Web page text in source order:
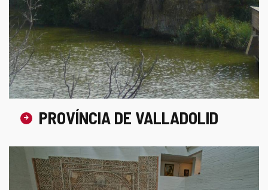
PROVÍNCIA DE VALLADOLID